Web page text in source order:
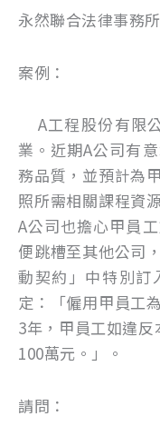
永然聯合法律事務
案例：
A工程股份有限
業。近期A公司有
務品質，並預計為
照所需相關課程資
A公司也擔心甲員
便跳槽至其他公司
動契約」中特別訂
定：「僱用甲員工
3年，甲員工如違
100萬元。」。
請問：